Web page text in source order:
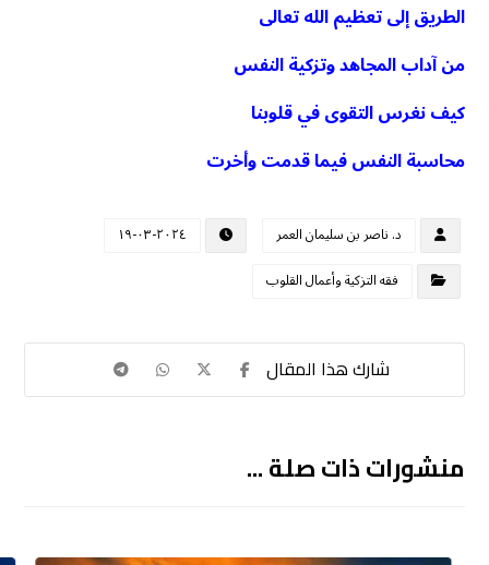
الطريق إلى تعظيم الله تعالى
من آداب المجاهد وتزكية النفس
كيف نغرس التقوى في قلوبنا
محاسبة النفس فيما قدمت وأخرت
د. ناصر بن سليمان العمر
٢٠٢٤-٠٣-١٩
فقه التزكية وأعمال القلوب
منشورات ذات صلة ...